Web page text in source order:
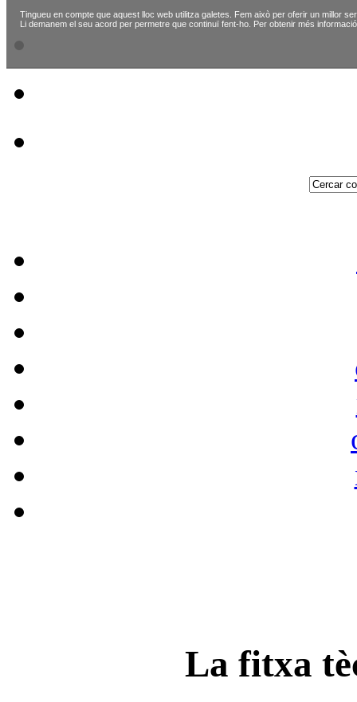
Tingueu en compte que aquest lloc web utilitza galetes. Fem això per oferir un millor
Li demanem el seu acord per permetre que continuï fent-ho. Per obtenir més
La fitxa